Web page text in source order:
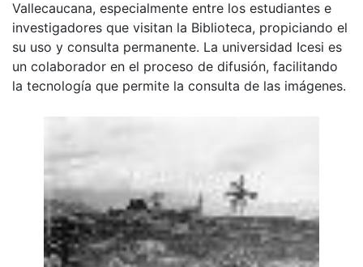
Vallecaucana, especialmente entre los estudiantes e
investigadores que visitan la Biblioteca, propiciando el
su uso y consulta permanente. La universidad Icesi es
un colaborador en el proceso de difusión, facilitando
la tecnología que permite la consulta de las imágenes.